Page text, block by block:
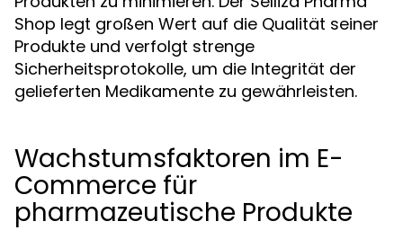
Shop legt großen Wert auf die Qualität seiner
Produkte und verfolgt strenge
Sicherheitsprotokolle, um die Integrität der
gelieferten Medikamente zu gewährleisten.
Wachstumsfaktoren im E-
Commerce für
pharmazeutische Produkte